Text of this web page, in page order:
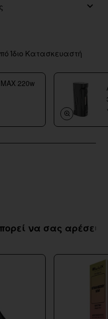
Ίδιο Κατασκευαστή
220w
να σας αρέσει